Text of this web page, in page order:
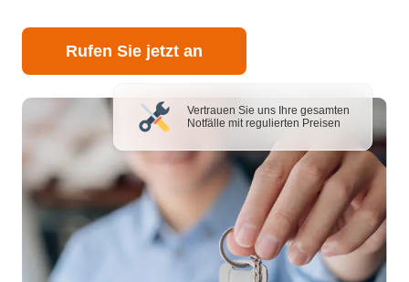
Rufen Sie jetzt an
Vertrauen Sie uns Ihre gesamten
Notfälle mit regulierten Preisen